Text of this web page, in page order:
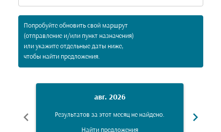
Попробуйте обновить свой маршрут
(отправление и/или пункт назначения)
или укажите отдельные даты ниже,
чтобы найти предложения.
chevron_left
авг. 2026
Результатов за этот месяц не найдено.
Найти предложения
chevron_right